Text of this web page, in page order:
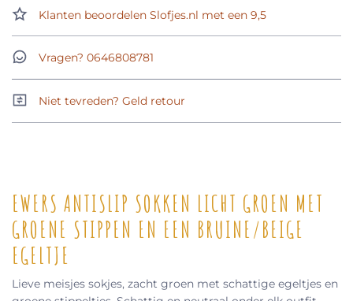
Klanten beoordelen Slofjes.nl met een 9,5
Vragen? 0646808781
Niet tevreden? Geld retour
EWERS ANTISLIP SOKKEN LICHT GROEN MET
GROENE STIPPEN EN EEN BRUINE/BEIGE
EGELTJE
Lieve meisjes sokjes, zacht groen met schattige egeltjes en